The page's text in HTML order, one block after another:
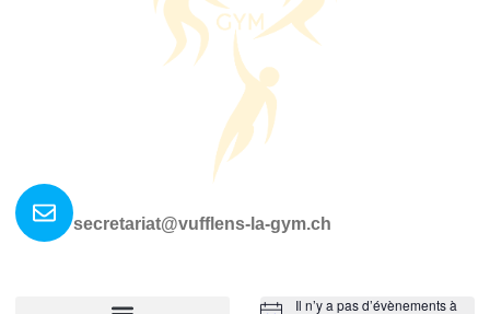
secretariat@vufflens-la-gym.ch
Il n’y a pas d’évènements à